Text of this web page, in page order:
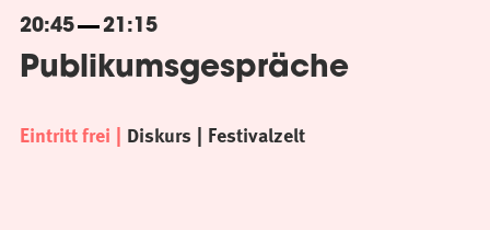
20:45 21:15
Publikumsgespräche
Eintritt frei Diskurs Festivalzelt